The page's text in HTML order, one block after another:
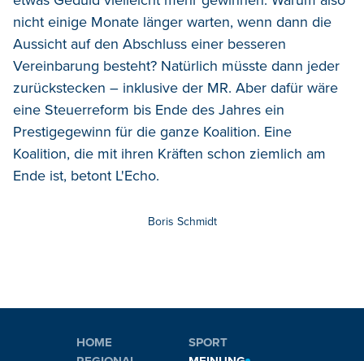
nicht einige Monate länger warten, wenn dann die
Aussicht auf den Abschluss einer besseren
Vereinbarung besteht? Natürlich müsste dann jeder
zurückstecken – inklusive der MR. Aber dafür wäre
eine Steuerreform bis Ende des Jahres ein
Prestigegewinn für die ganze Koalition. Eine
Koalition, die mit ihren Kräften schon ziemlich am
Ende ist, betont L'Echo.
Boris Schmidt
HOME
SPORT